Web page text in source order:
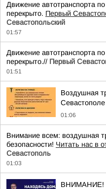
Движение автотранспорта
перекрыто. Первый
Севастопольский
01:57
Движение автотранспорта
перекрыто.// Первый
01:51
Воздушная
Севастополе
01:06
Внимание всем: воздушная
безопасности! Читать нас в
Севастополь
01:03
ВНИМАНИЕ!